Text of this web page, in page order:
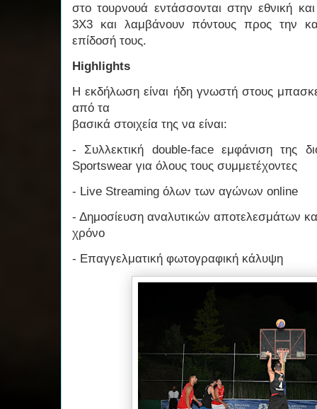
στο τουρνουά εντάσσονται στην εθνική
3Χ3 και λαμβάνουν πόντους προς την
επίδοσή τους.
Highlights
Η εκδήλωση είναι ήδη γνωστή στους
από τα
βασικά στοιχεία της να είναι:
- Συλλεκτική double-face εμφάνιση της
Sportswear για όλους τους συμμετέχοντες
- Live Streaming όλων των αγώνων online
- Δημοσίευση αναλυτικών αποτελεσμάτων
χρόνο
- Επαγγελματική φωτογραφική κάλυψη